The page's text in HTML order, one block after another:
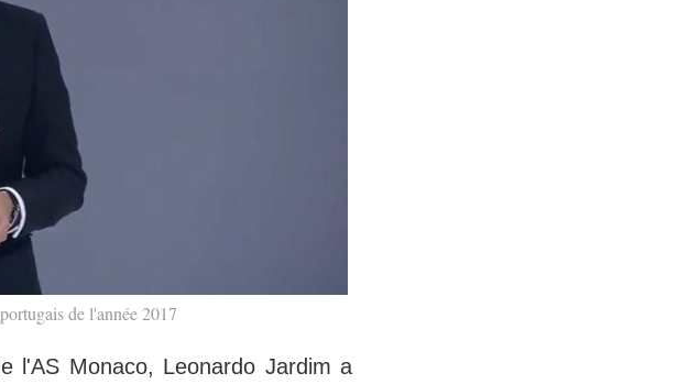
de l'année 2017
l'AS Monaco, Leonardo Jardim a